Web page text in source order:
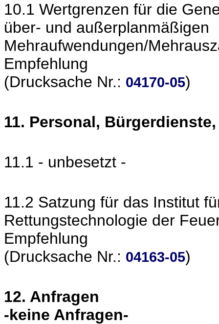
10.1 Wertgrenzen für die
über- und außerplanmäßigen
Mehraufwendungen/
Empfehlung
(Drucksache Nr.: 04170-05)
11. Personal,
11.1 - unbesetzt -
11.2 Satzung für das Institut
Rettungstechnologie der
Empfehlung
(Drucksache Nr.: 04163-05)
12. Anfragen
-keine Anfragen-